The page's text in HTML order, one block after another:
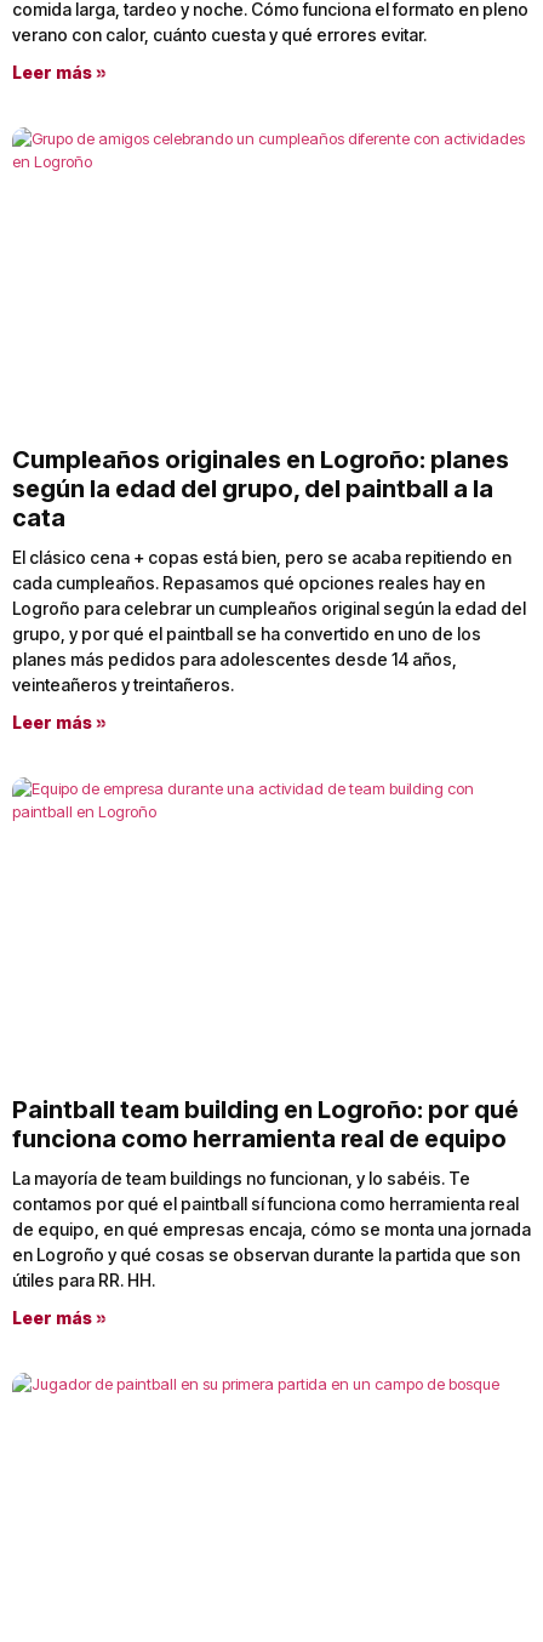
comida larga, tardeo y noche. Cómo funciona el formato en pleno
verano con calor, cuánto cuesta y qué errores evitar.
Leer más »
Cumpleaños originales en Logroño: planes
según la edad del grupo, del paintball a la
cata
El clásico cena + copas está bien, pero se acaba repitiendo en
cada cumpleaños. Repasamos qué opciones reales hay en
Logroño para celebrar un cumpleaños original según la edad del
grupo, y por qué el paintball se ha convertido en uno de los
planes más pedidos para adolescentes desde 14 años,
veinteañeros y treintañeros.
Leer más »
Paintball team building en Logroño: por qué
funciona como herramienta real de equipo
La mayoría de team buildings no funcionan, y lo sabéis. Te
contamos por qué el paintball sí funciona como herramienta real
de equipo, en qué empresas encaja, cómo se monta una jornada
en Logroño y qué cosas se observan durante la partida que son
útiles para RR. HH.
Leer más »